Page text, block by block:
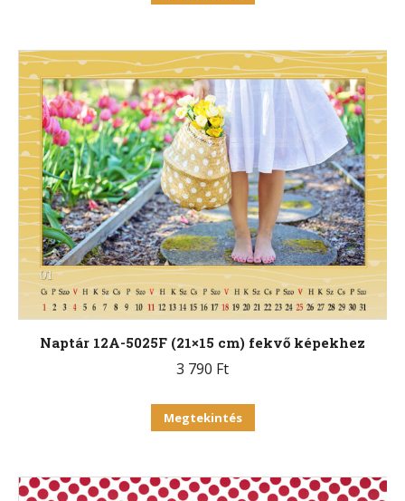
több
variációja
van.
változatok
a
termékoldalon
választhatók
ki
Naptár 12A-5025F (21×15 cm) fekvő képekhez
3 790 Ft
Megtekintés
több